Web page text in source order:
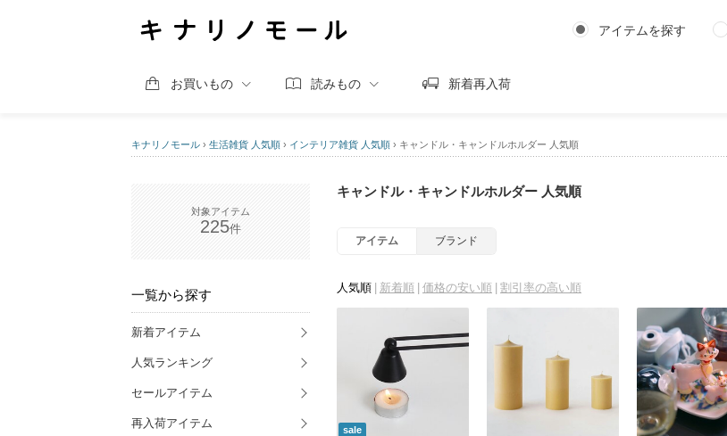
アイテムを探す
お買いもの 読みもの 新着再入荷
キナリノモール › 生活雑貨 人気順 › インテリア雑貨 人気順 › キャンドル・キャンドルホルダー 人気順
225
一覧から探す
新着アイテム
人気ランキング
セールアイテム
再入荷アイテム
キャンドル・キャンドルホルダー 人気順
アイテム ブランド
人気順 新着順 価格の安い順 割引率の高い順
sale